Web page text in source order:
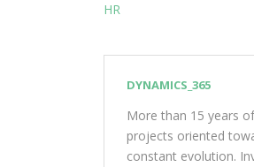
HR
DYNAMICS_365
More than 15 years
projects oriented
constant evolution.